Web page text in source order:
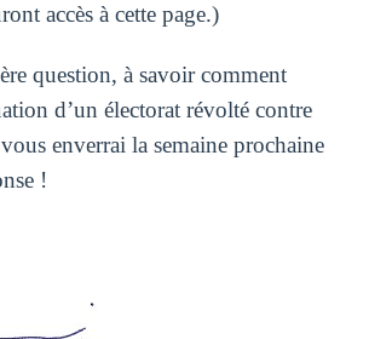
accès à cette page.)
question, à savoir comment
d’un électorat révolté contre
enverrai la semaine prochaine
!